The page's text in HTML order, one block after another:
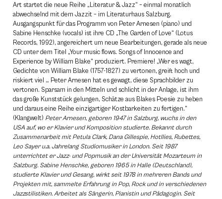
Art startet die neue Reihe „Literatur & Jazz“ – einmal monatlich
abwechselnd mit dem Jazzit – im Literaturhaus Salzburg.
Ausgangspunkt für das Programm von Peter Arnesen (piano) und
Sabine Henschke (vocals) ist ihre CD „The Garden of Love“ (Lotus
Records, 1992), angereichert um neue Bearbeitungen, gerade als neue
CD unter dem Titel „Your music flows. Songs of Innocence and
Experience by William Blake“ produziert. Premiere! „Wer es wagt,
Gedichte von William Blake (1757-1827) zu vertonen, greift hoch und
riskiert viel … Peter Arnesen hat es gewagt, diese Sprachbilder zu
vertonen. Sparsam in den Mitteln und schlicht in der Anlage, ist ihm
das große Kunststück gelungen, Schätze aus Blakes Poesie zu heben
und daraus eine Reihe einzigartiger Kostbarkeiten zu fertigen.“
(Klangwelt) Peter Arnesen, geboren 1947 in Salzburg, wuchs in den
USA auf, wo er Klavier und Komposition studierte. Bekannt durch
Zusammenarbeit mit Petula Clark, Dana Gillespie, Hotllies, Rubettes,
Leo Sayer u.a. Jahrelang Studiomusiker in London. Seit 1987
unterrichtet er Jazz- und Popmusik an der Universität Mozarteum in
Salzburg. Sabine Henschke, geboren 1965 in Halle (Deutschland),
studierte Klavier und Gesang, wirkt seit 1978 in mehreren Bands und
Projekten mit, sammelte Erfahrung in Pop, Rock und in verschiedenen
Jazzstilistiken. Arbeitet als Sängerin, Pianistin und Pädagogin. Seit